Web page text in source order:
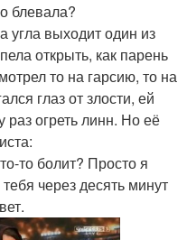
блевала?
угла выходит один из
открыть, как парень
то на гарсию, то на
глаз от злости, ей
раз огреть линн. Но её
то болит? Просто я
через десять минут